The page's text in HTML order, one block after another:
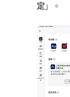
定 」。